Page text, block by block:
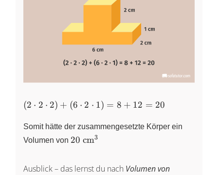
(2
2
\cdot
\cdot
(2 ⋅ 2 ⋅ 2) + (6 ⋅ 2 ⋅ 1) = 8 + 12 = 20
Somit hätte der zusammengesetzte Körper ein
Volumen von 20
20 cm3
Ausblick – das lernst du nach Volumen von